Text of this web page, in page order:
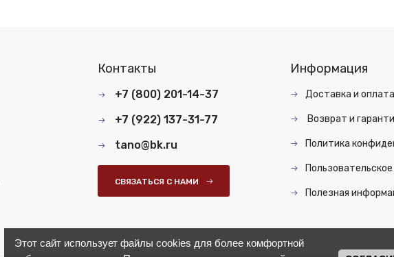
Контакты
+7 (800) 201-14-37
+7 (922) 137-31-77
tano@bk.ru
СВЯЗАТЬСЯ С НАМИ
Информация
Доставка и оплата
Возврат и
Политика
Полезная
Этот сайт использует файлы cookies для более комфортной